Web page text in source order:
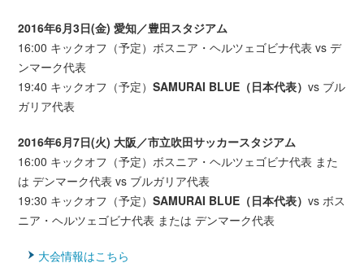
2016年6月3日(金) 愛知／豊田スタジアム
16:00 キックオフ（予定）ボスニア・ヘルツェゴビナ代表 vs デ
ンマーク代表
19:40 キックオフ（予定）SAMURAI BLUE（日本代表）vs ブル
ガリア代表
2016年6月7日(火) 大阪／市立吹田サッカースタジアム
16:00 キックオフ（予定）ボスニア・ヘルツェゴビナ代表 また
は デンマーク代表 vs ブルガリア代表
19:30 キックオフ（予定）SAMURAI BLUE（日本代表）vs ボス
ニア・ヘルツェゴビナ代表 または デンマーク代表
大会情報はこちら